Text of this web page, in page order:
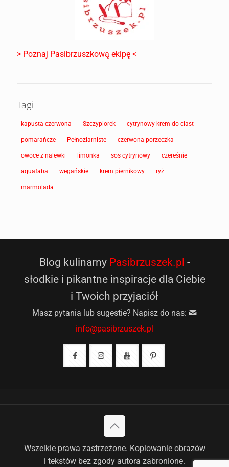
> Poznaj Pasibrzuszkową ekipę <
Tagi
kapusta czerwona Szczypiorek cytrynowy krem do ciast
pomarańcze Pełnoziarniste czerwona porzeczka
owoce z nalewki limonka sos cytrynowy czereśnie
aquafaba wegańskie krem piernikowy ryż
marmolada
Blog kulinarny Pasibrzuszek.pl -
słodkie i pikantne inspiracje dla Ciebie
i Twoich przyjaciół
Masz pytania lub sugestie? Napisz do nas:
info@pasibrzuszek.pl
Wszelkie prawa zastrzeżone. Kopiowanie obrazów
i tekstów bez zgody autora zabronione.